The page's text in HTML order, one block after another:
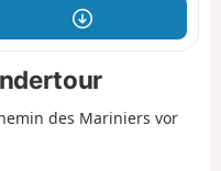
des Mariniers vor